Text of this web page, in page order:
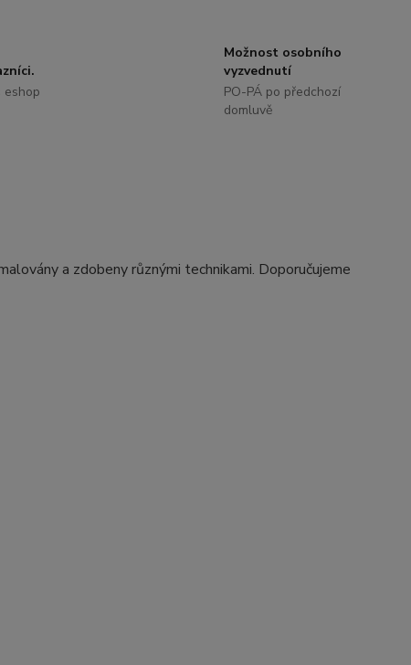
eshop
Možnost osobního
vyzvednutí
PO-PÁ po předchozí
domluvě
a zdobeny různými technikami. Doporučujeme